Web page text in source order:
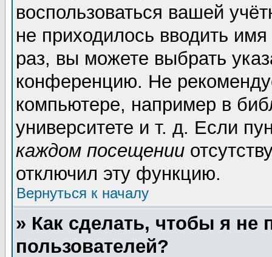
воспользоваться вашей
не приходилось вводить
раз, вы можете выбрать
конференцию. Не
компьютере, например в
университете и т. д. Если
каждом посещении
отключил эту функцию.
Вернуться к началу
» Как сделать, чтобы я не
пользователей?